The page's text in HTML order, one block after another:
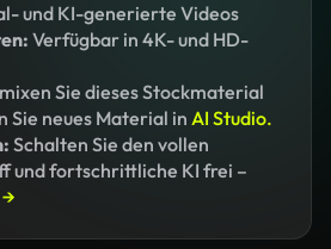
und KI-generierte Videos
Verfügbar in 4K- und HD-
Sie dieses Stockmaterial
Sie neues Material in AI Studio.
Schalten Sie den vollen
und fortschrittliche KI frei –
→